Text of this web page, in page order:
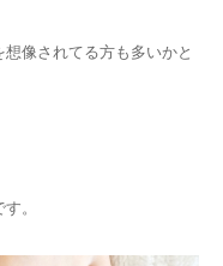
像されてる方も多いかと
。